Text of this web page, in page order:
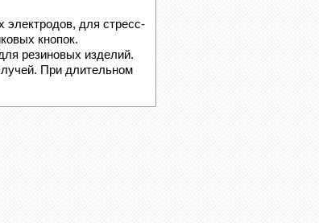
для стресс-
кнопок.
резиновых изделий.
При длительном